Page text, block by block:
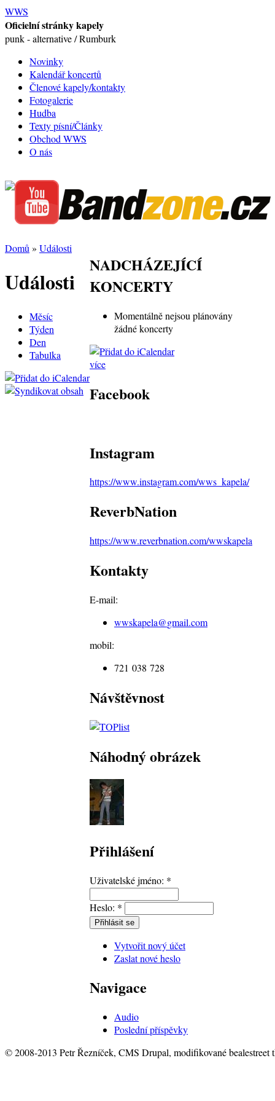
WWS
Oficielní stránky kapely
punk - alternative / Rumburk
Novinky
Kalendář koncertů
Členové kapely/kontakty
Fotogalerie
Hudba
Texty písní/Články
Obchod WWS
O nás
Domů » Události
Události
Měsíc
Týden
Den
Tabulka
NADCHÁZEJÍCÍ
KONCERTY
Momentálně nejsou plánovány
žádné koncerty
více
Facebook
Instagram
https://www.instagram.com/wws_kapela/
ReverbNation
https://www.reverbnation.com/wwskapela
Kontakty
E-mail:
wwskapela@gmail.com
mobil:
721 038 728
Návštěvnost
Náhodný obrázek
Přihlášení
Uživatelské jméno: *
Heslo: *
Vytvořit nový účet
Zaslat nové heslo
Navigace
Audio
Poslední příspěvky
© 2008-2013 Petr Řezníček, CMS Drupal, modifikované bealestreet